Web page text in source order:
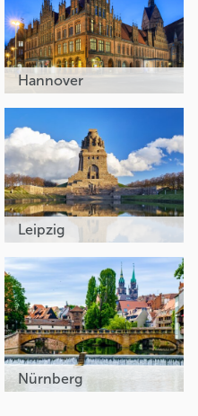
Hannover
Leipzig
Nürnberg